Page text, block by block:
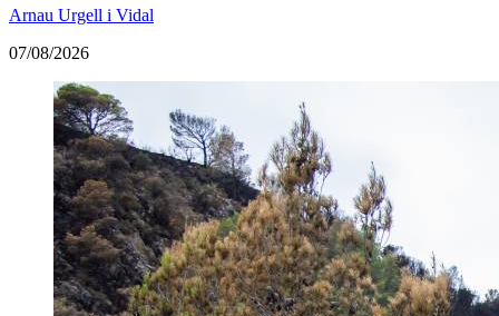
Arnau Urgell i Vidal
07/08/2026